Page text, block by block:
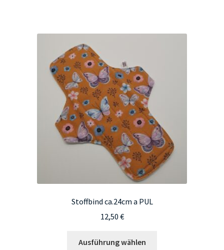
Stoffbind ca.24cm a PUL
12,50 €
Ausführung wählen